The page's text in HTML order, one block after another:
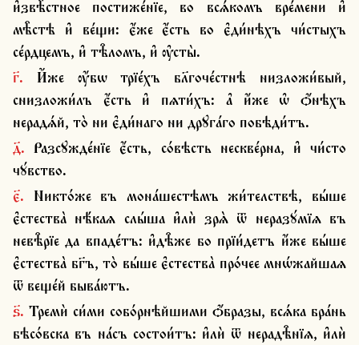
и҆звѣ̑стное постиже́нїе, во всѧ́комъ вре́мени и҆
мѣ̑стѣ и҆ ве́щи: є҆́же є҆́сть во є҆ди́нѣхъ чи́стыхъ
се́рдцемъ, и҆ тѣ̑ломъ, и҆ ѹ҆сты̀.
г҃. И҆́же ѹ҆́бѡ трїе́хъ бл҃гоче́стнѣ низложи́вый,
снизложи́лъ є҆́сть и҆ пѧти́хъ: а҆ и҆́же ѡ҆ ѻ҆́нѣхъ
нерадѧ́й, то̀ ни є҆ди́наго ни дрꙋга́го побѣди́тъ.
д҃. Разсꙋжде́нїе є҆́сть, со́вѣсть нескве́рна, и҆ чи́сто
чꙋ́вство.
є҃. Никто́же въ мона́шестѣмъ жи́телствѣ, вы́ше
є҆стества̀ нѣ́каѧ слы́ша и҆лѝ зрѧ̀ ѿ неразꙋ́мїѧ въ
невѣ̑рїе да впаде́тъ: и҆дѣ̑же бо прїи́детъ и҆́же вы́ше
є҆стества̀ бг҃ъ, то̀ вы́ше є҆стества̀ про́чее мнѡ́жайшаѧ
ѿ веще́й быва́ютъ.
ѕ҃. Тремѝ си́ми собо́рнѣйшими ѻ҆́бразы, всѧ́ка бра́нь
бѣсо́вска въ на́съ состои́тъ: и҆лѝ ѿ нерадѣ̑нїѧ, и҆лѝ